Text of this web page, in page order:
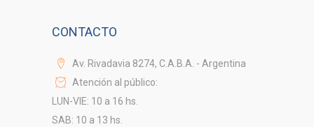
CONTACTO
Av. Rivadavia 8274, C.A.B.A. - Argentina
Atención al público:
LUN-VIE: 10 a 16 hs.
SAB: 10 a 13 hs.